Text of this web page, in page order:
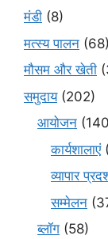
मंडी (8)
मत्स्य पालन (68)
मौसम और खेती
समुदाय(202)
आयोजन
कार्यशालाएं
व्यापार
सम्मेलन
ब्लॉग (58)